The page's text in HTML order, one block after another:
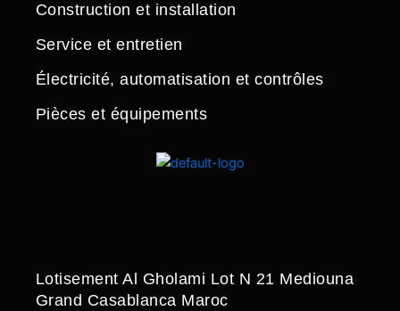
Construction et installation
Service et entretien
Électricité, automatisation et contrôles
Pièces et équipements
Lotisement Al Gholami Lot N 21 Mediouna
Grand Casablanca Maroc